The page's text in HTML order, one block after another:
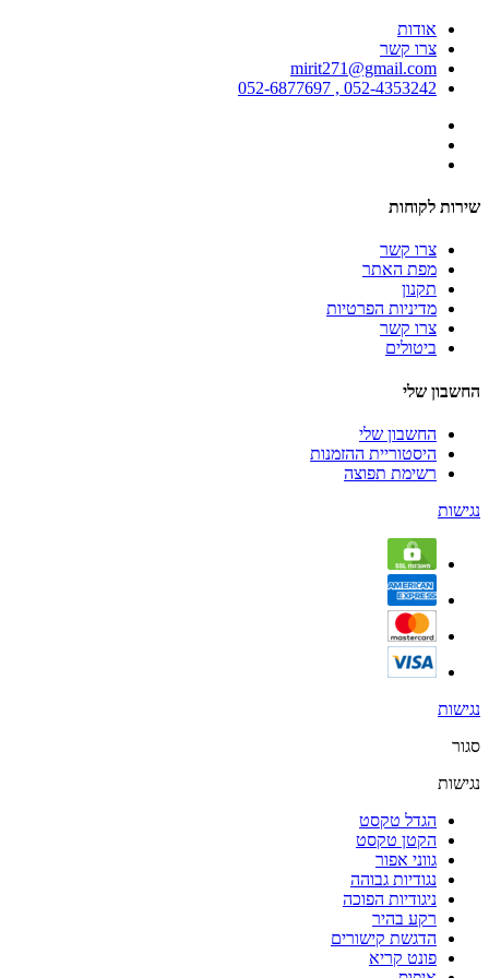
אודות
צרו קשר
mirit271@gmail.com
052-4353242 , 052-6877697
שירות לקוחות
צרו קשר
מפת האתר
תקנון
מדיניות הפרטיות
צרו קשר
ביטולים
החשבון שלי
החשבון שלי
היסטוריית ההזמנות
רשימת תפוצה
נגישות
נגישות
סגור
נגישות
הגדל טקסט
הקטן טקסט
גווני אפור
נגודיות גבוהה
ניגודיות הפוכה
רקע בהיר
הדגשת קישורים
פונט קריא